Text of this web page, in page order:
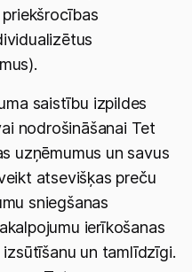
saistību izpildes
nodrošināšanai Tet
uzņēmumus un savus
atsevišķas preču
sniegšanas
ierīkošanas
un tamlīdzīgi.